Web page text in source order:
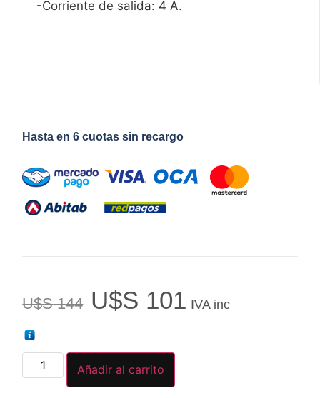
-Corriente de salida: 4 A.
Hasta en 6 cuotas sin recargo
U$S144 U$S 101 IVA inc
Añadir al carrito